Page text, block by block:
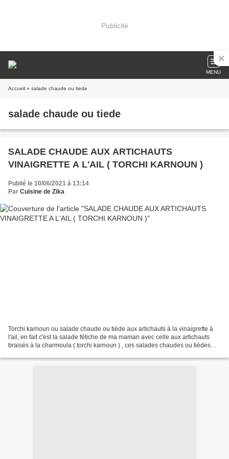
Publicité
MENU
Accueil » salade chaude ou tiede
salade chaude ou tiede
SALADE CHAUDE AUX ARTICHAUTS
VINAIGRETTE A L'AIL ( TORCHI KARNOUN )
Publié le 10/06/2021 à 13:14
Par Cuisine de Zika
Torchi karnoun ou salade chaude ou tiède aux artichauts à la vinaigrette à
l'ail, en fait c'est la salade fétiche de ma maman avec celle aux artichauts
braisés à la charmoula ( torchi karnoun ) , ces salades chaudes ou tièdes